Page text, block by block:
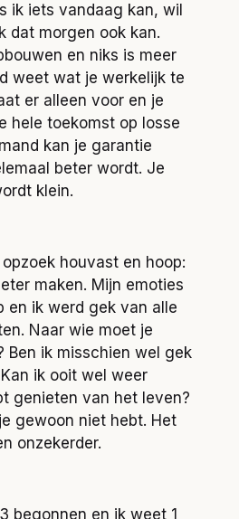
ik iets vandaag kan, wil
dat morgen ook kan.
en niks is meer
weet wat je werkelijk te
er alleen voor en je
hele toekomst op losse
kan je garantie
beter wordt. Je
klein.
houvast en hoop:
maken. Mijn emoties
en ik werd gek van alle
Naar wie moet je
Ben ik misschien wel gek
ik ooit wel weer
genieten van het leven?
gewoon niet hebt. Het
onzekerder.
begonnen en ik weet 1